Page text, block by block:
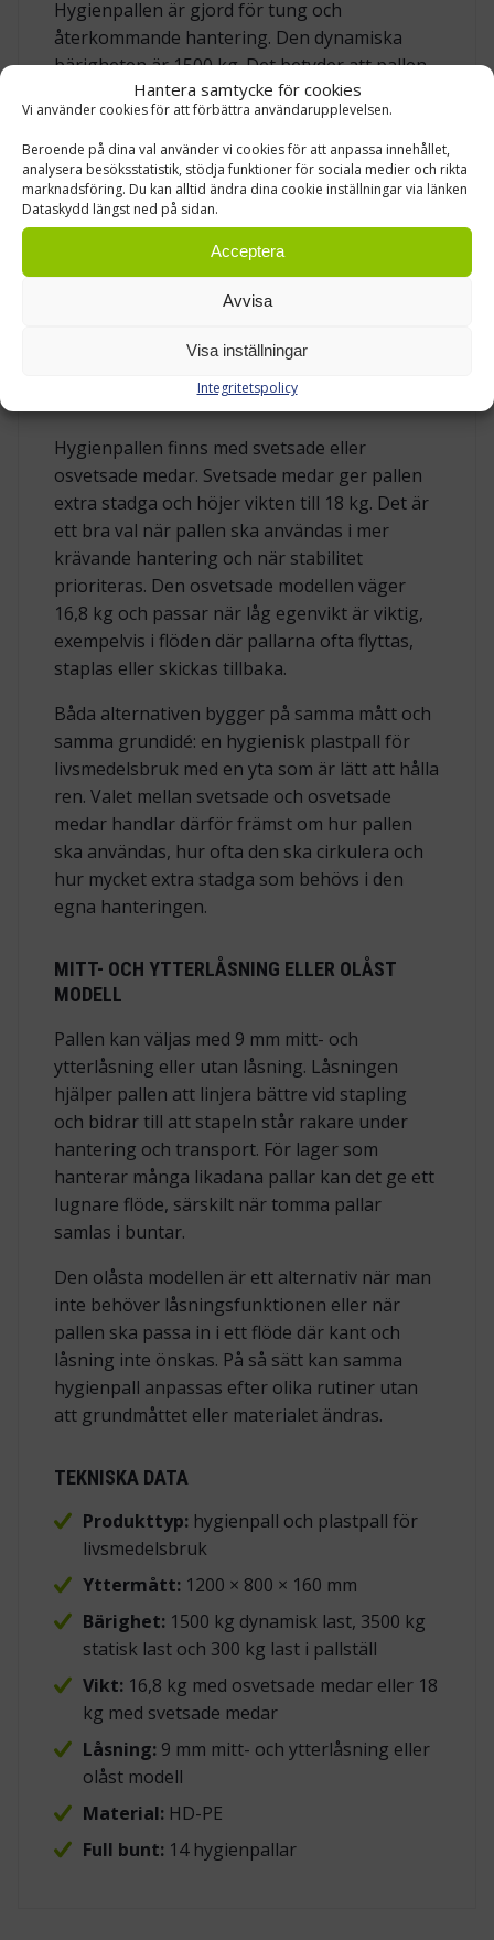
Hantera samtycke för cookies
Vi använder cookies för att förbättra användarupplevelsen.
Beroende på dina val använder vi cookies för att anpassa innehållet,
analysera besöksstatistik, stödja funktioner för sociala medier och rikta
marknadsföring. Du kan alltid ändra dina cookie inställningar via länken
Dataskydd längst ned på sidan.
Acceptera
Avvisa
Visa inställningar
Integritetspolicy
Hygienpallen är gjord för tung och
återkommande hantering. Den dynamiska
bärigheten är 1500 kg. Det betyder att pallen
kan bära hög last när den flyttas i ett normalt
transport- och lagerflöde. Den statiska
bärigheten är 3500 kg när pallen står stilla på
plant underlag. Last i pallställ är 300 kg. De
olika bärigheterna är viktiga att skilja på.
Dynamisk last gäller när pallen hanteras och
flyttas. Statisk last gäller när pallen står stilla.
ställage och belastningen ligger mellan
SVETSADE ELLER OSVETSADE MEDAR
Hygienpallen finns med svetsade eller
osvetsade medar. Svetsade medar ger pallen
extra stadga och höjer vikten till 18 kg. Det är
ett bra val när pallen ska användas i mer
krävande hantering och när stabilitet
prioriteras. Den osvetsade modellen väger
16,8 kg och passar när låg egenvikt är viktig,
exempelvis i flöden där pallarna ofta flyttas,
staplas eller skickas tillbaka.
Båda alternativen bygger på samma mått och
samma grundidé: en hygienisk plastpall för
livsmedelsbruk med en yta som är lätt att hålla
ren. Valet mellan svetsade och osvetsade
medar handlar därför främst om hur pallen
ska användas, hur ofta den ska cirkulera och
hur mycket extra stadga som behövs i den
egna hanteringen.
MITT- OCH YTTERLÅSNING ELLER OLÅST
MODELL
Pallen kan väljas med 9 mm mitt- och
ytterlåsning eller utan låsning. Låsningen
hjälper pallen att linjera bättre vid stapling
och bidrar till att stapeln står rakare under
hantering och transport. För lager som
hanterar många likadana pallar kan det ge ett
lugnare flöde, särskilt när tomma pallar
samlas i buntar.
Den olåsta modellen är ett alternativ när man
inte behöver låsningsfunktionen eller när
pallen ska passa in i ett flöde där kant och
låsning inte önskas. På så sätt kan samma
hygienpall anpassas efter olika rutiner utan
att grundmåttet eller materialet ändras.
TEKNISKA DATA
Produkttyp:hygienpall och plastpall för
livsmedelsbruk
Yttermått:1200 × 800 × 160 mm
Bärighet:1500 kg dynamisk last, 3500 kg
statisk last och 300 kg last i pallställ
Vikt:16,8 kg med osvetsade medar eller 18
kg med svetsade medar
Låsning:9 mm mitt- och ytterlåsning eller
olåst modell
Material:HD-PE
Full bunt:14 hygienpallar